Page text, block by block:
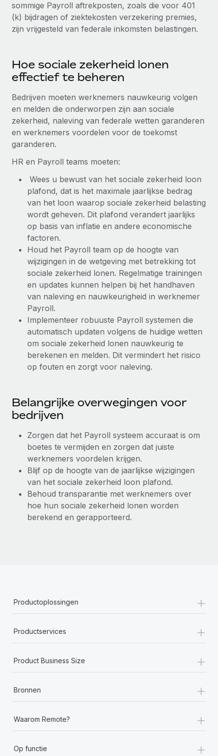
Hoe Phiture 55 werknemers in 19 landen
beheert met Remote
Meer informatie
sommige Payroll aftrekposten, zoals die voor 401
(k) bijdragen of ziektekosten verzekering premies,
zijn vrijgesteld van federale inkomsten belastingen.
Hoe sociale zekerheid lonen
effectief te beheren
Bedrijven moeten werknemers nauwkeurig volgen
en melden die onderworpen zijn aan sociale
zekerheid, naleving van federale wetten garanderen
en werknemers voordelen voor de toekomst
garanderen.
HR en Payroll teams moeten:
Wees u bewust van het sociale zekerheid loon
plafond, dat is het maximale jaarlijkse bedrag
van het loon waarop sociale zekerheid belasting
wordt geheven. Dit plafond verandert jaarlijks
op basis van inflatie en andere economische
factoren.
Houd het Payroll team op de hoogte van
wijzigingen in de wetgeving met betrekking tot
sociale zekerheid lonen. Regelmatige trainingen
en updates kunnen helpen bij het handhaven
van naleving en nauwkeurigheid in werknemer
Payroll.
Implementeer robuuste Payroll systemen die
automatisch updaten volgens de huidige wetten
om sociale zekerheid lonen nauwkeurig te
berekenen en melden. Dit vermindert het risico
op fouten en zorgt voor naleving.
Belangrijke overwegingen voor
bedrijven
Zorgen dat het Payroll systeem accuraat is om
boetes te vermijden en zorgen dat juiste
werknemers voordelen krijgen.
Blijf op de hoogte van de jaarlijkse wijzigingen
van het sociale zekerheid loon plafond.
Behoud transparantie met werknemers over
hoe hun sociale zekerheid lonen worden
berekend en gerapporteerd.
Productoplossingen +
Productservices +
Product Business Size +
Bronnen +
Waarom Remote? +
Op functie +